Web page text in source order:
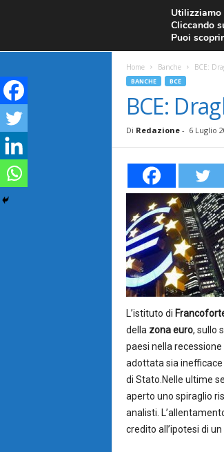
CANDELE GIAPPONESI
F
a
r
o
r
e
x
Home Banche BCE:
BANCHE BCE
BCE:
Di Redazione- 6 Luglio
L’istituto di
della zona euro, sullo
paesi nella
adottata sia
di Stato. Nelle ultime
aperto uno spiraglio
analisti.
credito all’ipotesi di
Utilizziamo
Cliccando
Puoi